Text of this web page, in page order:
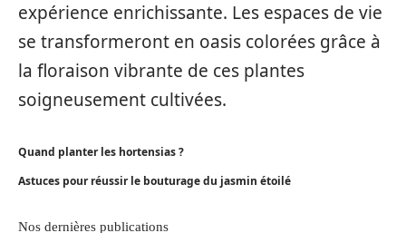
expérience enrichissante. Les espaces de vie
se transformeront en oasis colorées grâce à
la floraison vibrante de ces plantes
soigneusement cultivées.
Quand planter les hortensias ?
Astuces pour réussir le bouturage du jasmin étoilé
Nos dernières publications